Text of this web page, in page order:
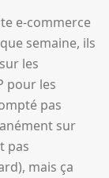
e-commerce
semaine, ils
les
pour les
pas
sur
pas
mais ça